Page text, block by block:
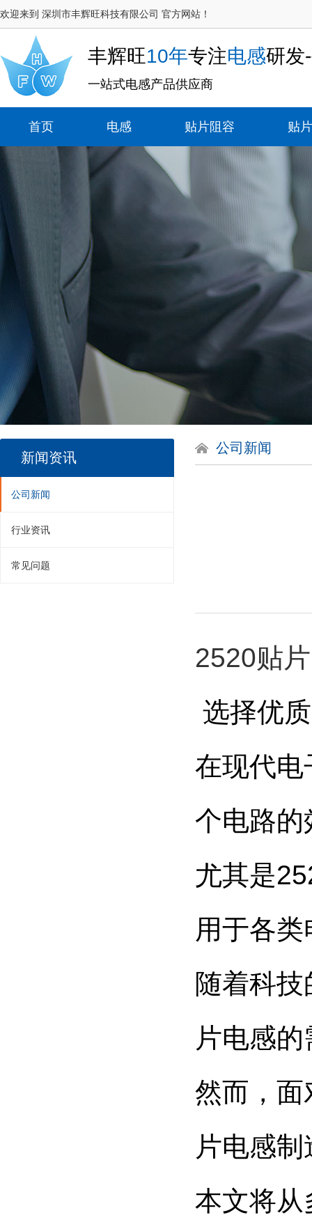
欢迎来到 深圳市丰辉旺科技有限公司 官方网站！
丰辉旺10年专注电感研发
一站式电感产品供应商
首页 电感 贴片阻容 贴
新闻资讯
公司新闻
行业资讯
常见问题
公司新闻
2520贴
选择优
在现代电
个电路的
尤其是
用于各
随着科
片电感
然而，面
片电感
本文将从